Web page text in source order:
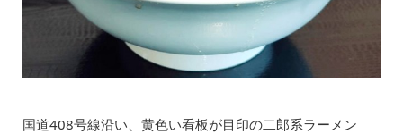
国道408号線沿い、黄色い看板が目印の二郎系ラーメン